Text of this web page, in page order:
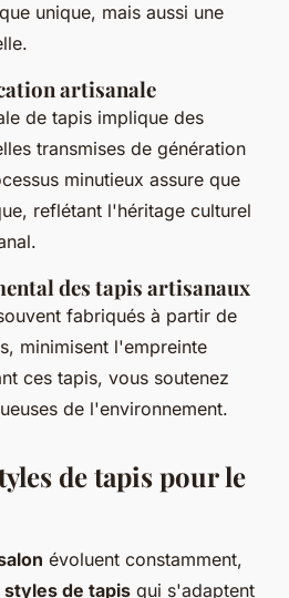
unique, mais aussi une
artisanale
de tapis implique des
transmises de génération
minutieux assure que
reflétant l'héritage culturel
des tapis artisanaux
fabriqués à partir de
minimisent l'empreinte
ces tapis, vous soutenez
de l'environnement.
de tapis pour le
évoluent constamment,
styles de tapis qui s'adaptent